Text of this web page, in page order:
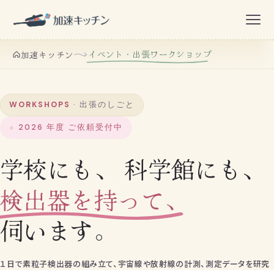
加速キッチン イベント・出張ワークショップ
WORKSHOPS · 出張のしごと
2026 年度 ご依頼受付中
学校にも、 科学館にも、
検出器を持って、
伺います。
１日で素粒子検出器の組み立て、宇宙線や放射線の計測、測定データを研究